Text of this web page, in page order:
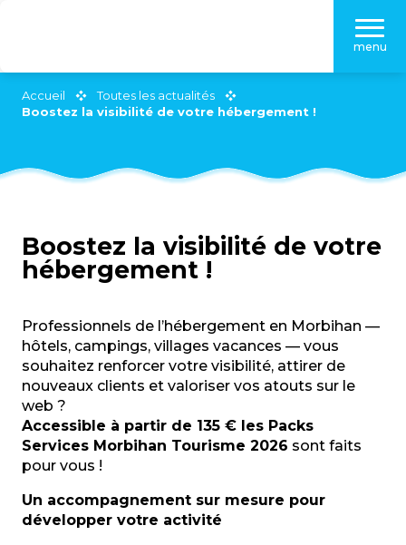
principal
menu
Accueil
Toutes les actualités
Boostez la visibilité de votre hébergement !
Boostez la visibilité de votre
hébergement !
Professionnels de l’hébergement en Morbihan —
hôtels, campings, villages vacances — vous
souhaitez renforcer votre visibilité, attirer de
nouveaux clients et valoriser vos atouts sur le
web ?
Accessible à partir de 135 € les Packs
Services Morbihan Tourisme 2026 sont faits
pour vous !
Un accompagnement sur mesure pour
développer votre activité